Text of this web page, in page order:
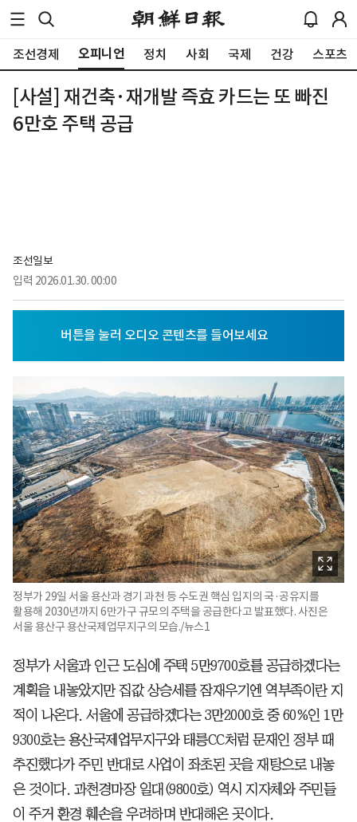
조선경제 오피니언 정치 사회 국제 건강 스포츠
[사설] 재건축·재개발 즉효 카드는 또 빠진
6만호 주택 공급
조선일보
입력 2026.01.30. 00:00
정부가 29일 서울 용산과 경기 과천 등 수도권 핵심 입지의 국·공유지를
활용해 2030년까지 6만가구 규모의 주택을 공급한다고 발표했다. 사진은
서울 용산구 용산국제업무지구의 모습./뉴스1
정부가 서울과 인근 도심에 주택 5만9700호를 공급하겠다는
계획을 내놓았지만 집값 상승세를 잠재우기엔 역부족이란 지
적이 나온다. 서울에 공급하겠다는 3만2000호 중 60%인 1만
9300호는 용산국제업무지구와 태릉CC처럼 문재인 정부 때
추진했다가 주민 반대로 사업이 좌초된 곳을 재탕으로 내놓
은 것이다. 과천경마장 일대(9800호) 역시 지자체와 주민들
이 주거 환경 훼손을 우려하며 반대해온 곳이다.